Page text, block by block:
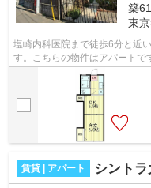
築
東
塩崎内科医院まで徒歩6分と近
す。こちらの物件はアパートで
て、電車での移動に役立つ物件
賃貸 | アパート シントラ